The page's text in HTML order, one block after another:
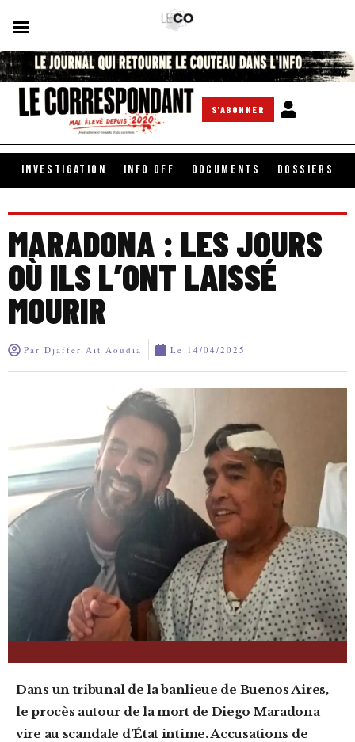
S'ABONNER
INVESTIGATION INFO OFF DOCUMENTS DOSSIERS
MARADONA : LES JOURS
OÙ ILS L’ONT LAISSÉ
MOURIR
Par Djaffer Ait Aoudia Le 14/04/2025
Dans un tribunal de la banlieue de Buenos Aires,
le procès autour de la mort de Diego Maradona
vire au scandale d’État intime. Accusations de